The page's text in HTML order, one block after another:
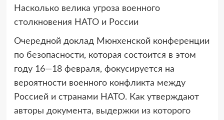
Насколько велика угроза военного
столкновения НАТО и России
Очередной доклад Мюнхенской конференции
по безопасности, которая состоится в этом
году 16—18 февраля, фокусируется на
вероятности военного конфликта между
Россией и странами НАТО. Как утверждают
авторы документа, выдержки из которого